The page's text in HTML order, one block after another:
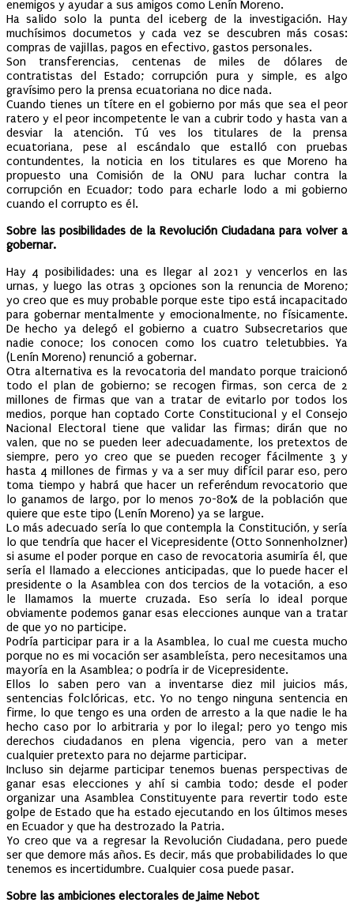
enemigos y ayudar a sus amigos como Lenín Moreno.
Ha salido solo la punta del iceberg de la investigación. Hay
muchísimos documetos y cada vez se descubren más cosas:
compras de vajillas, pagos en efectivo, gastos personales.
Son transferencias, centenas de miles de dólares de
contratistas del Estado; corrupción pura y simple, es algo
gravísimo pero la prensa ecuatoriana no dice nada.
Cuando tienes un títere en el gobierno por más que sea el peor
ratero y el peor incompetente le van a cubrir todo y hasta van a
desviar la atención. Tú ves los titulares de la prensa
ecuatoriana, pese al escándalo que estalló con pruebas
contundentes, la noticia en los titulares es que Moreno ha
propuesto una Comisión de la ONU para luchar contra la
corrupción en Ecuador; todo para echarle lodo a mi gobierno
cuando el corrupto es él.
Sobre las posibilidades de la Revolución Ciudadana para volver a
gobernar.
Hay 4 posibilidades: una es llegar al 2021 y vencerlos en las
urnas, y luego las otras 3 opciones son la renuncia de Moreno;
yo creo que es muy probable porque este tipo está incapacitado
para gobernar mentalmente y emocionalmente, no físicamente.
De hecho ya delegó el gobierno a cuatro Subsecretarios que
nadie conoce; los conocen como los cuatro teletubbies. Ya
(Lenín Moreno) renunció a gobernar.
Otra alternativa es la revocatoria del mandato porque traicionó
todo el plan de gobierno; se recogen firmas, son cerca de 2
millones de firmas que van a tratar de evitarlo por todos los
medios, porque han coptado Corte Constitucional y el Consejo
Nacional Electoral tiene que validar las firmas; dirán que no
valen, que no se pueden leer adecuadamente, los pretextos de
siempre, pero yo creo que se pueden recoger fácilmente 3 y
hasta 4 millones de firmas y va a ser muy difícil parar eso, pero
toma tiempo y habrá que hacer un referéndum revocatorio que
lo ganamos de largo, por lo menos 70-80% de la población que
quiere que este tipo (Lenín Moreno) ya se largue.
Lo más adecuado sería lo que contempla la Constitución, y sería
lo que tendría que hacer el Vicepresidente (Otto Sonnenholzner)
si asume el poder porque en caso de revocatoria asumiría él, que
sería el llamado a elecciones anticipadas, que lo puede hacer el
presidente o la Asamblea con dos tercios de la votación, a eso
le llamamos la muerte cruzada. Eso sería lo ideal porque
obviamente podemos ganar esas elecciones aunque van a tratar
de que yo no participe.
Podría participar para ir a la Asamblea, lo cual me cuesta mucho
porque no es mi vocación ser asambleísta, pero necesitamos una
mayoría en la Asamblea; o podría ir de Vicepresidente.
Ellos lo saben pero van a inventarse diez mil juicios más,
sentencias folclóricas, etc. Yo no tengo ninguna sentencia en
firme, lo que tengo es una orden de arresto a la que nadie le ha
hecho caso por lo arbitraria y por lo ilegal; pero yo tengo mis
derechos ciudadanos en plena vigencia, pero van a meter
cualquier pretexto para no dejarme participar.
Incluso sin dejarme participar tenemos buenas perspectivas de
ganar esas elecciones y ahí si cambia todo; desde el poder
organizar una Asamblea Constituyente para revertir todo este
golpe de Estado que ha estado ejecutando en los últimos meses
en Ecuador y que ha destrozado la Patria.
Yo creo que va a regresar la Revolución Ciudadana, pero puede
ser que demore más años. Es decir, más que probabilidades lo que
tenemos es incertidumbre. Cualquier cosa puede pasar.
Sobre las ambiciones electorales de Jaime Nebot